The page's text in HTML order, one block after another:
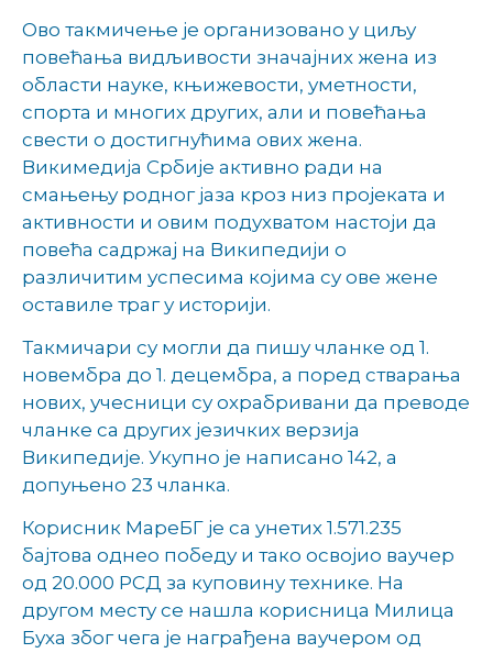
Ово такмичење је организовано у циљу
повећања видљивости значајних жена из
области науке, књижевости, уметности,
спорта и многих других, али и повећања
свести о достигнућима ових жена.
Викимедија Србије активно ради на
смањењу родног јаза кроз низ пројеката и
активности и овим подухватом настоји да
повећа садржај на Википедији о
различитим успесима којима су ове жене
оставиле траг у историји.
Такмичари су могли да пишу чланке од 1.
новембра до 1. децембра, а поред стварања
нових, учесници су охрабривани да преводе
чланке са других језичких верзија
Википедије. Укупно је написано 142, а
допуњено 23 чланка.
Корисник МареБГ је са унетих 1.571.235
бајтова однео победу и тако освојио ваучер
од 20.000 РСД за куповину технике. На
другом месту се нашла корисница Милица
Буха због чега је награђена ваучером од